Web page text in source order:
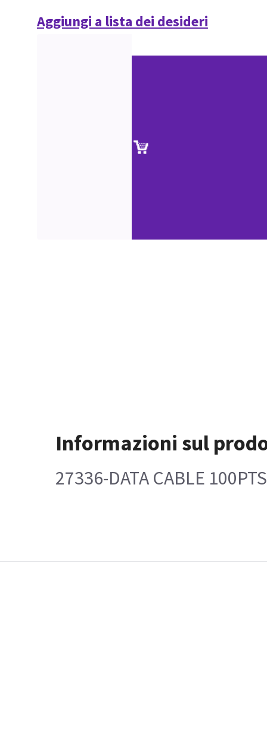
Aggiungi a lista dei desideri
Informazioni sul
27336-DATA CABLE